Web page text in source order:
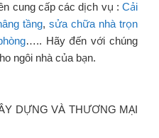
cung cấp các dịch vụ :Cải
tầng,sửa chữa nhà trọn
….. Hãy đến với chúng
ngôi nhà của bạn.
DỰNG VÀ THƯƠNG MẠI